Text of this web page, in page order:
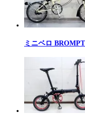
ミニベロ